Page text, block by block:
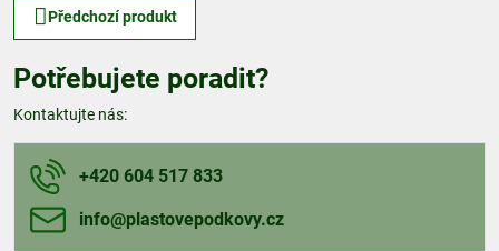
Předchozí produkt
Potřebujete poradit?
Kontaktujte nás:
+420 604 517 833
info​@plastovepodkovy​.cz